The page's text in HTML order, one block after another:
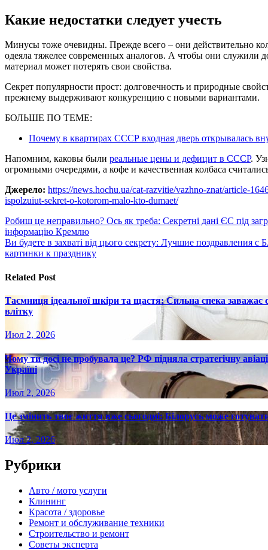
Какие недостатки следует учесть
Минусы тоже очевидны. Прежде всего – они действительно
одеяла тяжелее современных аналогов. А чтобы они служили
материал может потерять свои свойства.
Секрет популярности прост: долговечность и природные
прежнему выдерживают конкуренцию с новыми вариантами.
БОЛЬШЕ ПО ТЕМЕ:
Почему в квартирах СССР входная дверь открывалась
Напомним, каковы были реальные цены и дефицит в СССР.
огромными очередями, а кофе и качественная колбаса
Джерело: https://news.hochu.ua/cat-razvitie/vazhno-znat/article-
ispolzuiut-sekret-o-kotorom-malo-kto-dumaet/
Навигация
по
записям
Робиш це неправильно? Ось як треба: Секретні дані ЄС під
інформацію Кремлю
Ви будете в захваті від цього секрету: Лучшие поздравления
картинки к празднику
Related Post
Таємниця ідеальної шкіри та щастя: Сильна спека
влітку
Июл 2, 2026
Чому ти досі не пробувала це? РФ підняла стратегічну
Україні
Июл 2, 2026
Це змінить твоє життя вже сьогодні: Білорусь може
Июл 2, 2026
Рубрики
Авто / мото услуги
Клининг
Красота / здоровье
Ремонт и обслуживание техники
Строительство и ремонт
Советы эксперта